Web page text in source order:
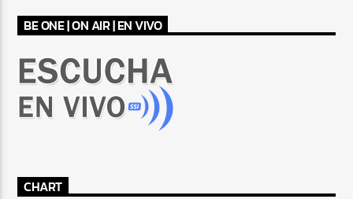
BE ONE | ON AIR | EN VIVO
CHART